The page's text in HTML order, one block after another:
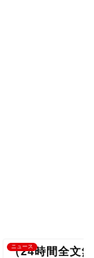
ニュース
（24時間全文